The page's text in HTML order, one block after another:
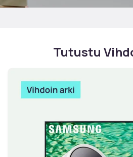
Tutustu